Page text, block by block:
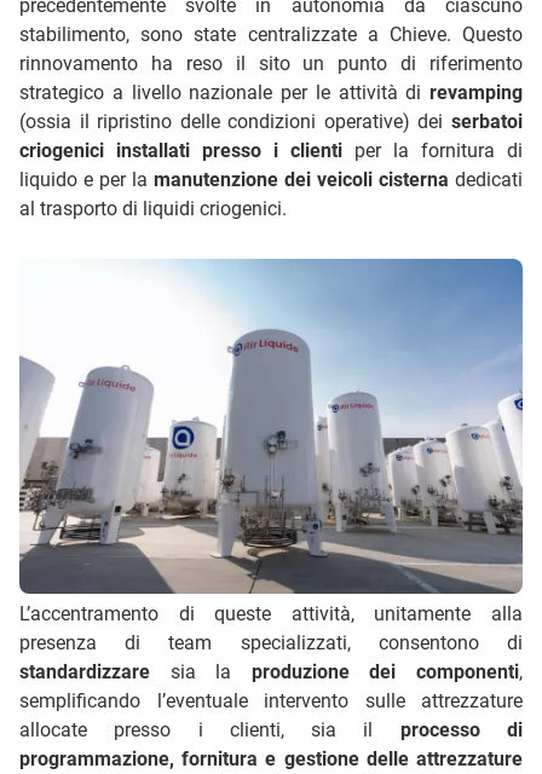
precedentemente svolte in autonomia da ciascuno
stabilimento, sono state centralizzate a Chieve. Questo
rinnovamento ha reso il sito un punto di riferimento
strategico a livello nazionale per le attività di revamping
(ossia il ripristino delle condizioni operative) dei serbatoi
criogenici installati presso i clienti per la fornitura di
liquido e per la manutenzione dei veicoli cisterna dedicati
al trasporto di liquidi criogenici.
L’accentramento di queste attività, unitamente alla
presenza di team specializzati, consentono di
standardizzare sia la produzione dei componenti,
semplificando l’eventuale intervento sulle attrezzature
allocate presso i clienti, sia il processo di
programmazione, fornitura e gestione delle attrezzature